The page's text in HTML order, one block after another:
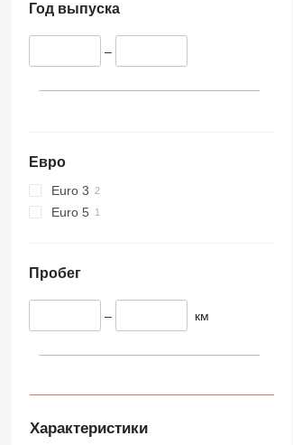
340
345
416
420
428
434
444
906
Vibromax
Год выпуска
–
Евро
Euro 3
Euro 5
Пробег
– км
Характеристики